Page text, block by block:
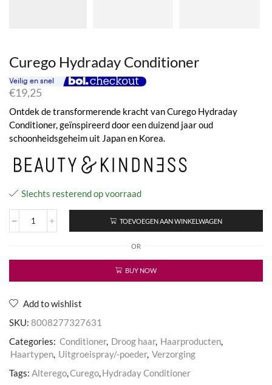
Curego Hydraday Conditioner
€19,25
Ontdek de transformerende kracht van Curego Hydraday
Conditioner, geïnspireerd door een duizend jaar oud
schoonheidsgeheim uit Japan en Korea.
Slechts resterend op voorraad
Curego
aantal
TOEVOEGEN AAN WINKELWAGEN
OR
BUY NOW
Add to wishlist
SKU: 8008277327631
Categories: Conditioner, Droog haar, Haarproducten,
Haartypen, Uitgroeispray/-poeder, Verzorging
Tags: Alterego,Curego,Hydraday Conditioner